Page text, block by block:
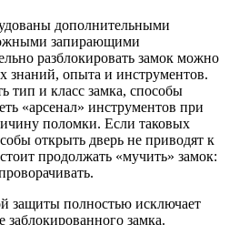
дополнительными
запирающими
разблокировать замок можно
знаний, опыта и инструментов.
тип и класс замка, способы
«арсенал» инструментов при
поломки. Если таковых
открыть дверь не приводят к
продолжать «мучить» замок:
защиты полностью исключает
заблокированного замка.